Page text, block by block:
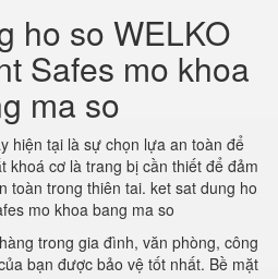
ho so WELKO
Safes mo khoa
ma so
hiện tại là sự chọn lựa an toàn để
khoá cơ là trang bị cần thiết để đảm
toàn trong thiên tai. ket sat dung ho
mo khoa bang ma so
trong gia đình, văn phòng, công
bạn được bảo vệ tốt nhất. Bề mặt